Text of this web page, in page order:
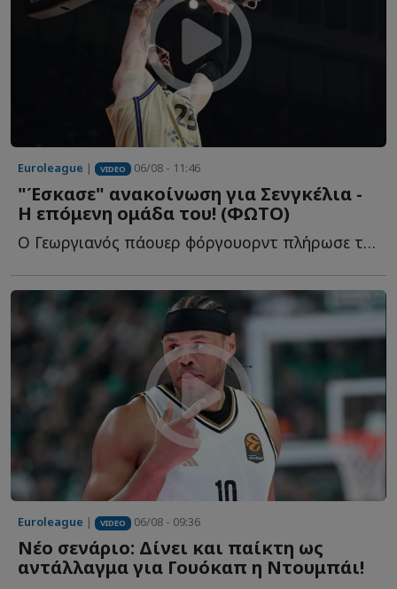
Euroleague | VIDEO 06/08 - 11:46
"Έσκασε" ανακοίνωση για Σενγκέλια -
Η επόμενη ομάδα του! (ΦΩΤΟ)
Ο Γεωργιανός πάουερ φόργουορντ πλήρωσε το buy out του σ...
Euroleague | VIDEO 06/08 - 09:36
Νέο σενάριο: Δίνει και παίκτη ως
αντάλλαγμα για Γουόκαπ η Ντουμπάι!